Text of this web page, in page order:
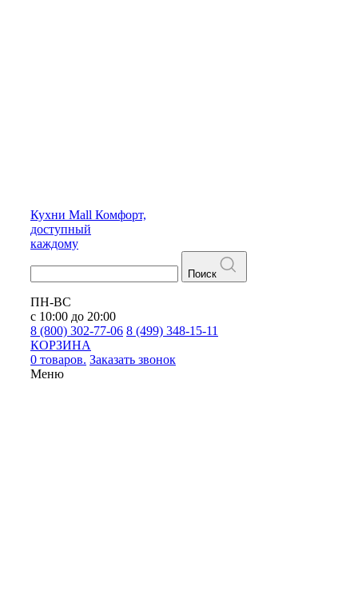
Кухни Mall Комфорт,
доступный
каждому
Поиск
ПН-ВС
с 10:00 до 20:00
8 (800) 302-77-06 8 (499) 348-15-11
КОРЗИНА
0 товаров. Заказать звонок
Меню